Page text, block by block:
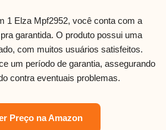
1 Elza Mpf2952, você conta com a
garantida. O produto possui uma
com muitos usuários satisfeitos.
um período de garantia, assegurando
contra eventuais problemas.
Preço na Amazon